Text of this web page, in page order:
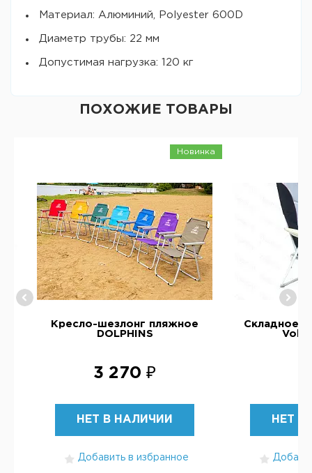
Материал: Алюминий, Polyester 600D
Диаметр трубы: 22 мм
Допустимая нагрузка: 120 кг
ПОХОЖИЕ ТОВАРЫ
Новинка
Кресло-шезлонг пляжное
DOLPHINS
3 270 ₽
НЕТ В НАЛИЧИИ
Добавить в избранное
Складное
НЕТ В